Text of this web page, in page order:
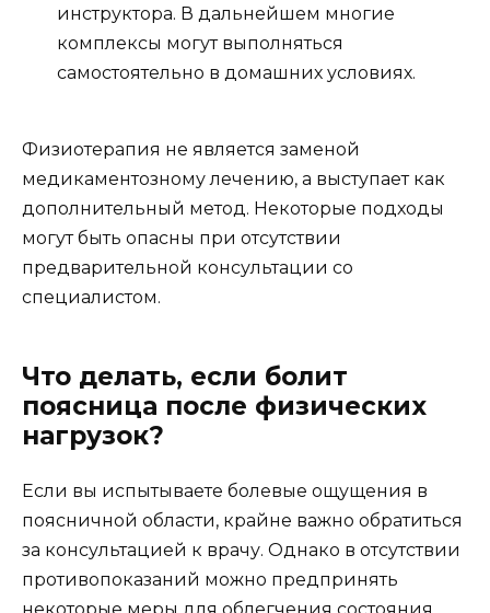
инструктора. В дальнейшем многие
комплексы могут выполняться
самостоятельно в домашних условиях.
Физиотерапия не является заменой
медикаментозному лечению, а выступает как
дополнительный метод. Некоторые подходы
могут быть опасны при отсутствии
предварительной консультации со
специалистом.
Что делать, если болит
поясница после физических
нагрузок?
Если вы испытываете болевые ощущения в
поясничной области, крайне важно обратиться
за консультацией к врачу. Однако в отсутствии
противопоказаний можно предпринять